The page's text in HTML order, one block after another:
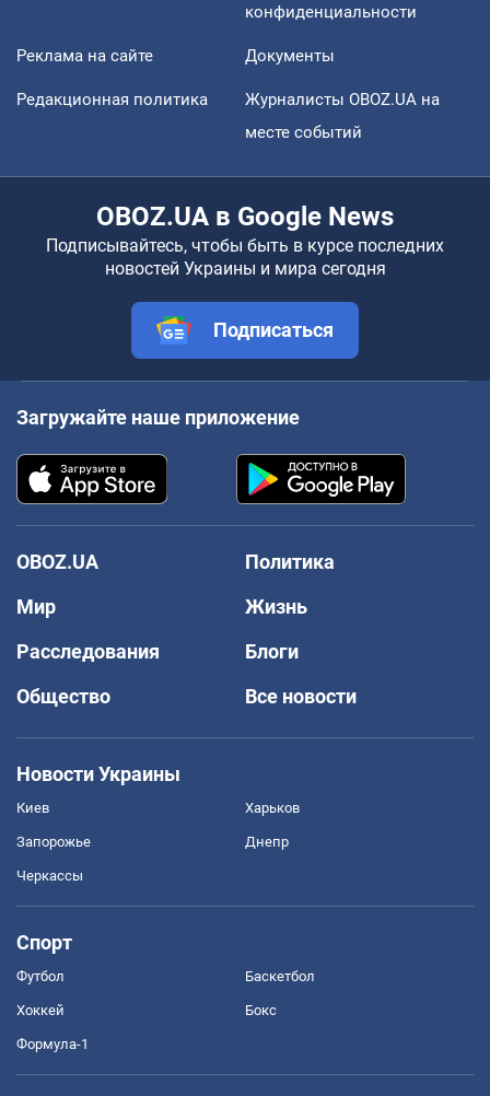
конфиденциальности
Реклама на сайте Документы
Редакционная политика
Журналисты OBOZ.UA на
месте событий
OBOZ.UA в Google News
Подписывайтесь, чтобы быть в курсе последних
новостей Украины и мира сегодня
Подписаться
Загружайте наше приложение
OBOZ.UA
Политика
Мир
Жизнь
Расследования
Блоги
Общество
Все новости
Новости Украины
Киев Харьков
Запорожье Днепр
Черкассы
Спорт
Футбол Баскетбол
Хоккей Бокс
Формула-1